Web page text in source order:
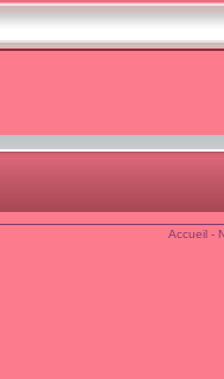
Accueil-